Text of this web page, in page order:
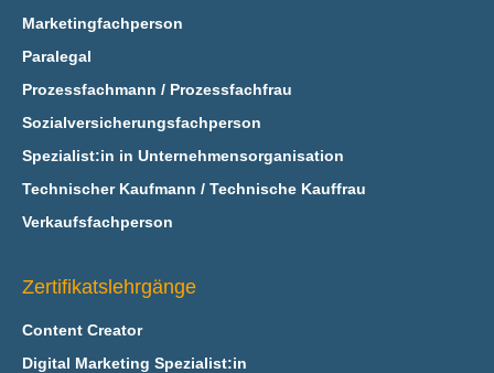
Marketingfachperson
Paralegal
Prozessfachmann / Prozessfachfrau
Sozialversicherungsfachperson
Spezialist:in in Unternehmensorganisation
Technischer Kaufmann / Technische Kauffrau
Verkaufsfachperson
Zertifikatslehrgänge
Content Creator
Digital Marketing Spezialist:in